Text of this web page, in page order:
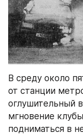
В среду около
от станции
оглушительный
мгновение
подниматься в